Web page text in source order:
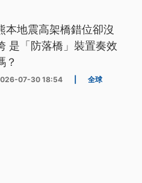
本地震高架橋錯位卻沒
是「防落橋」裝置奏效
？
07-30 18:54 全球